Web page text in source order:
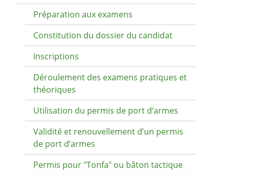
Préparation aux examens
Constitution du dossier du candidat
Inscriptions
Déroulement des examens pratiques et
théoriques
Utilisation du permis de port d’armes
Validité et renouvellement d’un permis
de port d’armes
Permis pour "Tonfa" ou bâton tactique